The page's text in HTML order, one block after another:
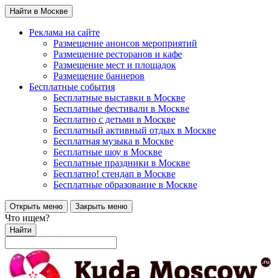
Найти в Москве
Реклама на сайте
Размещение анонсов мероприятий
Размещение ресторанов и кафе
Размещение мест и площадок
Размещение баннеров
Бесплатные события
Бесплатные выставки в Москве
Бесплатные фестивали в Москве
Бесплатно с детьми в Москве
Бесплатный активный отдых в Москве
Бесплатная музыка в Москве
Бесплатные шоу в Москве
Бесплатные праздники в Москве
Бесплатно! стендап в Москве
Бесплатные образование в Москве
Открыть меню Закрыть меню
Что ищем?
Найти